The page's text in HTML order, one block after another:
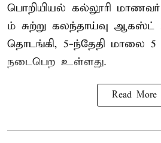
பொறியியல் கல்லூரி
ம் சுற்று கலந்தாய்வு ஆகஸ்ட்
தொடங்கி, 5-ந்தேதி மாலை
நடைபெற உள்ளது.
Read More